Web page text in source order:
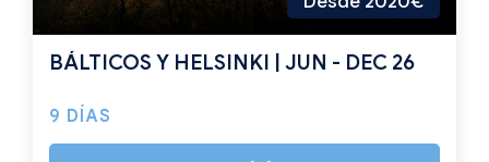
BÁLTICOS Y HELSINKI | JUN - DEC 26
9 DÍAS